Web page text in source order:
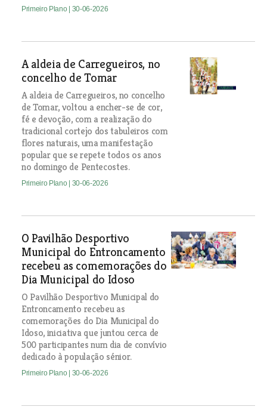
Primeiro Plano | 30-06-2026
A aldeia de Carregueiros, no
concelho de Tomar
A aldeia de Carregueiros, no concelho
de Tomar, voltou a encher-se de cor,
fé e devoção, com a realização do
tradicional cortejo dos tabuleiros com
flores naturais, uma manifestação
popular que se repete todos os anos
no domingo de Pentecostes.
Primeiro Plano | 30-06-2026
O Pavilhão Desportivo
Municipal do Entroncamento
recebeu as comemorações do
Dia Municipal do Idoso
O Pavilhão Desportivo Municipal do
Entroncamento recebeu as
comemorações do Dia Municipal do
Idoso, iniciativa que juntou cerca de
500 participantes num dia de convívio
dedicado à população sénior.
Primeiro Plano | 30-06-2026